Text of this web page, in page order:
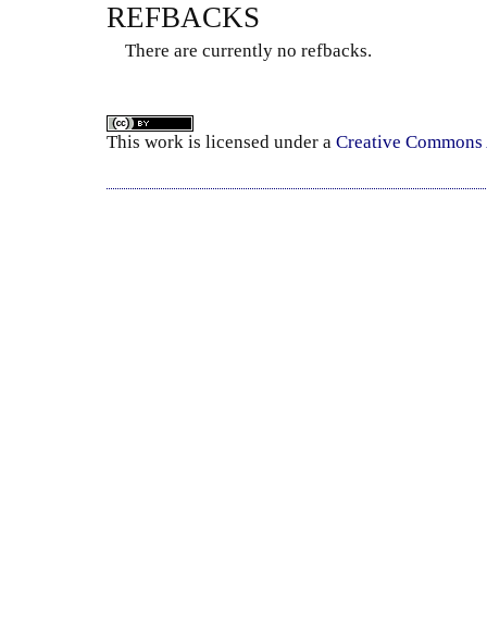
REFBACKS
There are currently no refbacks.
This work is licensed under a Creative